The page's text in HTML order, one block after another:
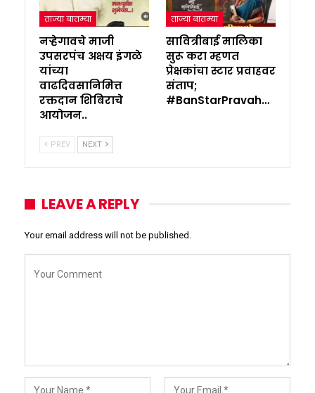
ताज्या बातम्या
नऱ्हेगावचे माजी
उपसरपंच अक्षय इंगळे
यांच्या
वाढदिवसानिमित्त
रक्तदान शिबिराचे
आयोजन..
ताज्या बातम्या
सावित्रीबाई मालिका
सुरू करा म्हणत
प्रेक्षकांचा स्टार प्रवाहवर
संताप;
#BanStarPravah…
PREV NEXT
LEAVE A REPLY
Your email address will not be published.